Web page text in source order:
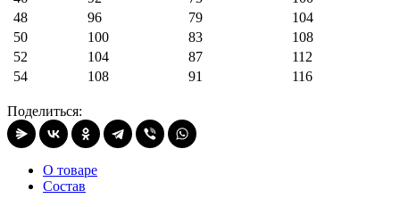
48
96 79
104
50
100 83
108
52
104 87
112
54
108 91 116
Поделиться:
О товаре
Состав